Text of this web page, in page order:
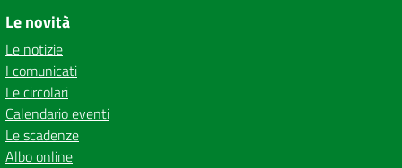
Le novità
Le notizie
I comunicati
Le circolari
Calendario eventi
Le scadenze
Albo online